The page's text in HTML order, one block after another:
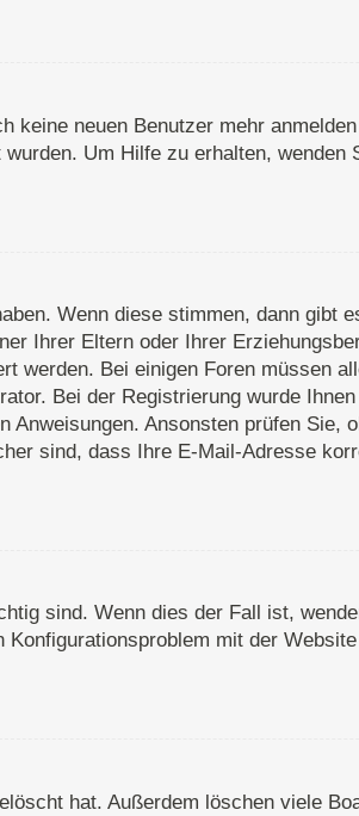
neuen Benutzer mehr
Um Hilfe zu erhalten, wenden
Wenn diese stimmen, dann gibt
Ihrer Eltern oder Ihrer
werden. Bei einigen Foren müssen
Bei der Registrierung wurde
Ansonsten prüfen Sie,
sind, dass Ihre E-Mail-Adresse
sind. Wenn dies der Fall ist,
mit der
hat. Außerdem löschen viele